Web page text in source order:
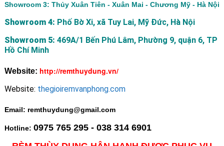
Showroom 3: Thủy Xuân Tiên - Xuân Mai - Chương Mỹ - Hà Nội
Showroom 4: Phố Bờ Xi, xã Tuy Lai, Mỹ Đức, Hà Nội
Showroom 5: 469A/1 Bến Phú Lâm, Phường 9, quận 6, TP
Hồ Chí Minh
Website: http://remthuydung.vn/
Website: thegioiremvanphong.com
Email: remthuydung@gmail.com
Hotline: 0975 765 295 - 038 314 6901